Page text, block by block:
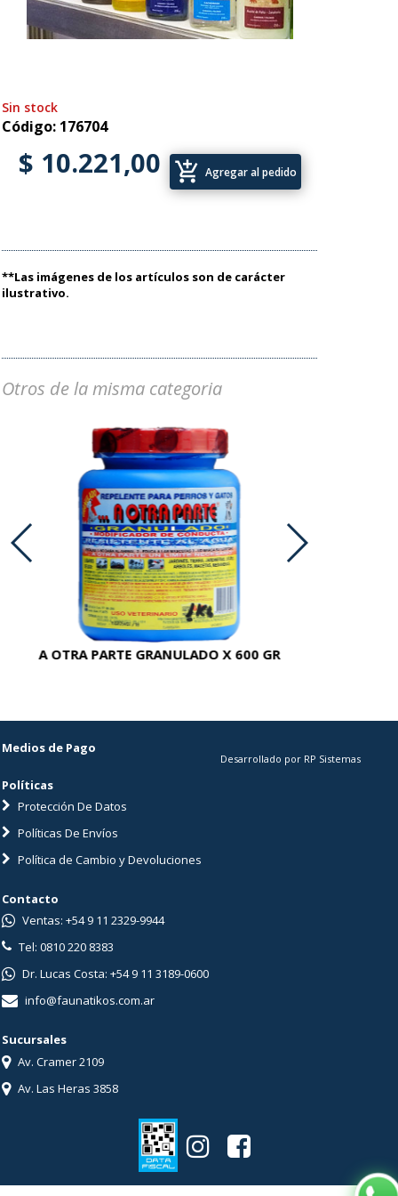
Sin stock
Código: 176704
$ 10.221,00 add_shopping_cart Agregar al pedido
**Las imágenes de los artículos son de carácter
ilustrativo.
Otros de la misma categoria
A OTRA PARTE GRANULADO X 600 GR
Medios de Pago
Políticas
Protección De Datos
Políticas De Envíos
Política de Cambio y Devoluciones
Desarrollado por RP Sistemas
Contacto
Ventas: +54 9 11 2329-9944
Tel: 0810 220 8383
Dr. Lucas Costa: +54 9 11 3189-0600
info@faunatikos.com.ar
Sucursales
Av. Cramer 2109
Av. Las Heras 3858